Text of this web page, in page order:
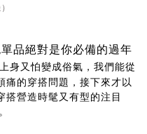
品絕對是你必備的過年
身又怕變成俗氣，我們能從
痛的穿搭問題，接下來才以
搭營造時髦又有型的注目